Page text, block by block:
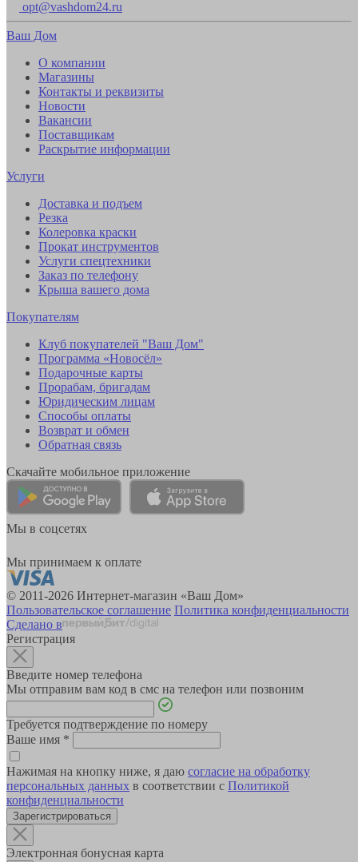
opt@vashdom24.ru
Ваш Дом
О компании
Магазины
Контакты и реквизиты
Новости
Вакансии
Поставщикам
Раскрытие информации
Услуги
Доставка и подъем
Резка
Колеровка краски
Прокат инструментов
Услуги спецтехники
Заказ по телефону
Крыша вашего дома
Покупателям
Клуб покупателей "Ваш Дом"
Программа «Новосёл»
Подарочные карты
Прорабам, бригадам
Юридическим лицам
Способы оплаты
Возврат и обмен
Обратная связь
Скачайте мобильное приложение
Мы в соцсетях
Мы принимаем к оплате
© 2011-2026 Интернет-магазин «Ваш Дом»
Пользовательское соглашение Политика конфиденциальности
Сделано в
Регистрация
Введите номер телефона
Мы отправим вам код в смс на телефон или позвоним
Требуется подтверждение по номеру
Ваше имя *
Нажимая на кнопку ниже, я даю согласие на обработку
персональных данных в соответствии с Политикой
конфиденциальности
Зарегистрироваться
Электронная бонусная карта